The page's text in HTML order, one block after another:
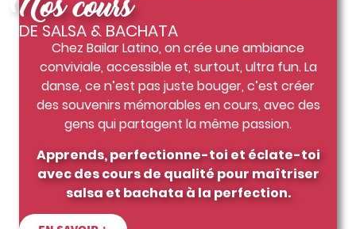
Nos cours
DE SALSA & BACHATA
Chez Bailar Latino, on crée une ambiance
conviviale, accessible et, surtout, ultra fun. La
danse, ce n’est pas juste bouger, c’est créer
des souvenirs mémorables en cours, avec des
gens qui partagent la même passion.
Apprends, perfectionne-toi et éclate-toi
avec des cours de qualité pour maîtriser
salsa et bachata à la perfection.